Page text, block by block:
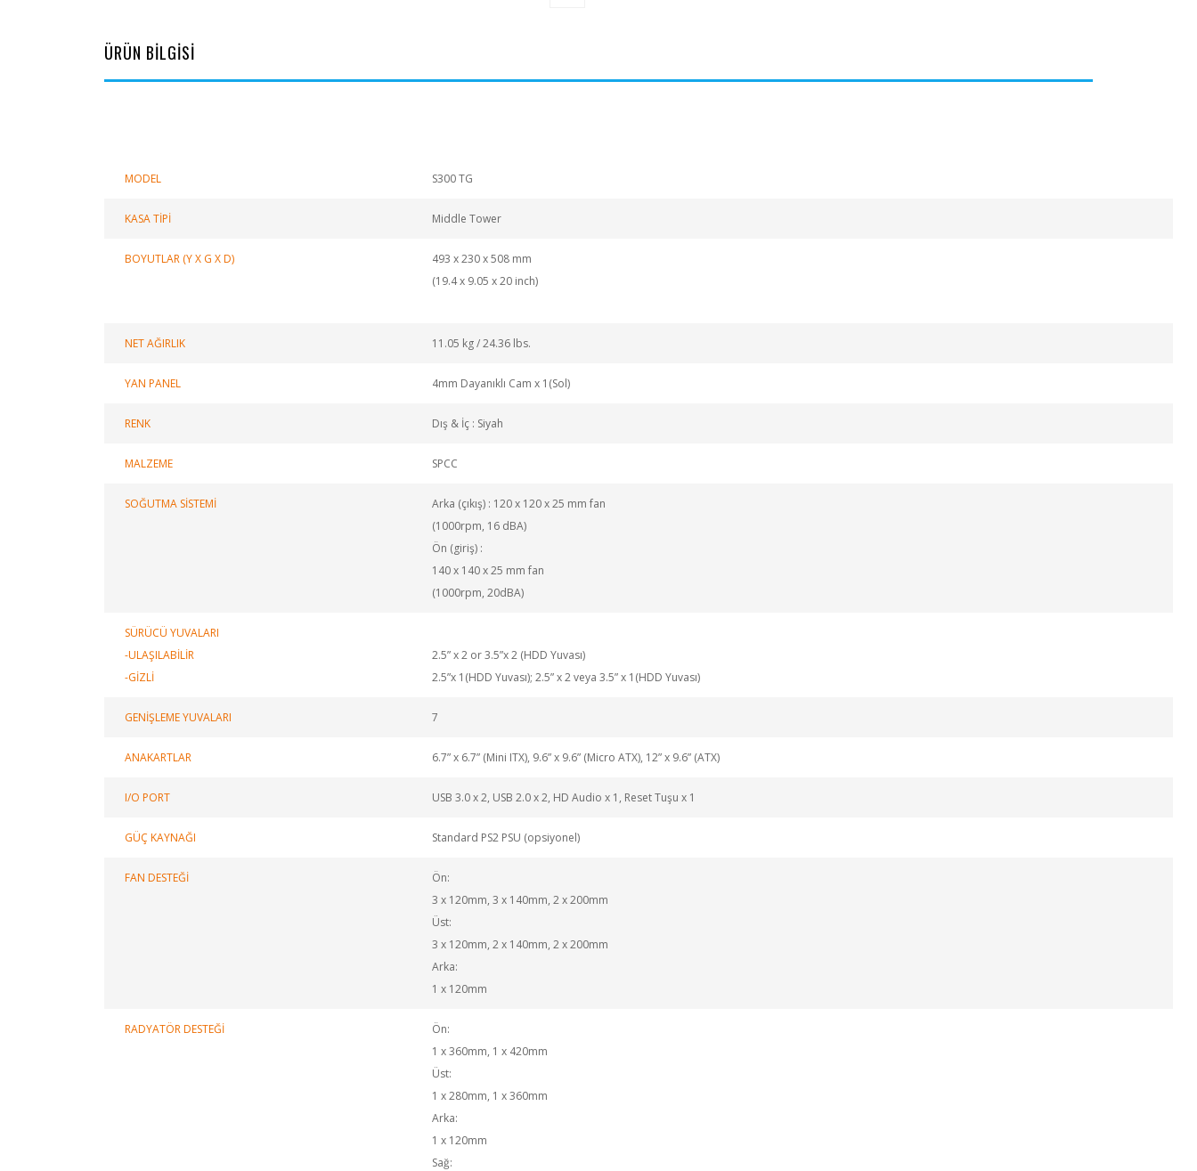
ÜRÜN BİLGİSİ
MODEL S300 TG
KASA TİPİ Middle Tower
BOYUTLAR (Y X G X D)
493 x 230 x 508 mm
(19.4 x 9.05 x 20 inch)
NET AĞIRLIK 11.05 kg / 24.36 lbs.
YAN PANEL 4mm Dayanıklı Cam x 1(Sol)
RENK Dış & İç : Siyah
MALZEME SPCC
SOĞUTMA SİSTEMİ
Arka (çıkış) : 120 x 120 x 25 mm fan
(1000rpm, 16 dBA)
Ön (giriş) :
140 x 140 x 25 mm fan
(1000rpm, 20dBA)
SÜRÜCÜ YUVALARI
-ULAŞILABİLİR
-GİZLİ
2.5” x 2 or 3.5”x 2 (HDD Yuvası)
2.5”x 1(HDD Yuvası); 2.5” x 2 veya 3.5” x 1(HDD Yuvası)
GENİŞLEME YUVALARI 7
ANAKARTLAR 6.7” x 6.7” (Mini ITX), 9.6” x 9.6” (Micro ATX), 12” x 9.6” (ATX)
I/O PORT USB 3.0 x 2, USB 2.0 x 2, HD Audio x 1, Reset Tuşu x 1
GÜÇ KAYNAĞI Standard PS2 PSU (opsiyonel)
FAN DESTEĞİ
Ön:
3 x 120mm, 3 x 140mm, 2 x 200mm
Üst:
3 x 120mm, 2 x 140mm, 2 x 200mm
Arka:
1 x 120mm
RADYATÖR DESTEĞİ
Ön:
1 x 360mm, 1 x 420mm
Üst:
1 x 280mm, 1 x 360mm
Arka:
1 x 120mm
Sağ: